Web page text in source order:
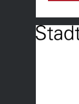
Land Tirol